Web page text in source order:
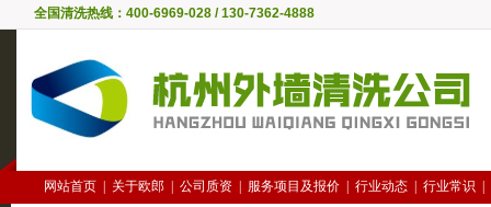
全国清洗热线：400-6969-028 / 130-7362-4888
网站首页 关于欧郎 公司质资 服务项目及报价 行业动态 行业常识